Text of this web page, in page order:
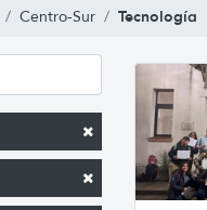
Centro-Sur Tecnología